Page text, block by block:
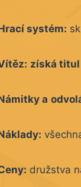
systém:
získá titul
a
družstva